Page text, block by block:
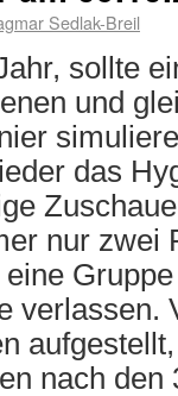
Sedlak-Breil
sollte
und
das
nur zwei
verlassen.
nach den